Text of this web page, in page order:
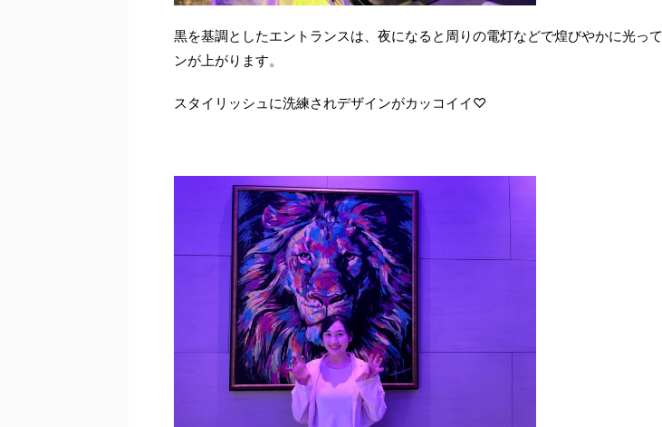
黒を基調としたエントランスは、夜になると周りの電灯などで煌びやかに光って
ンが上がります。
スタイリッシュに洗練されデザインがカッコイイ♡